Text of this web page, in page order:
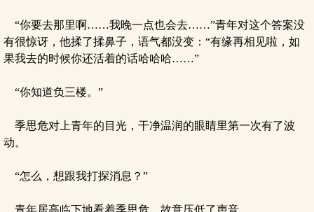
“你要去那里啊……我晚一点也会去……”青年对这个答案没
有很惊讶，他揉了揉鼻子，语气都没变：“有缘再相见啦，如
果我去的时候你还活着的话哈哈哈……”
“你知道负三楼。”
季思危对上青年的目光，干净温润的眼睛里第一次有了波
动。
“怎么，想跟我打探消息？”
青年居高临下地看着季思危，故意压低了声音。